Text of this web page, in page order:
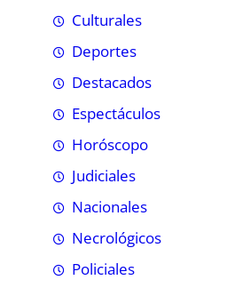
Culturales
Deportes
Destacados
Espectáculos
Horóscopo
Judiciales
Nacionales
Necrológicos
Policiales